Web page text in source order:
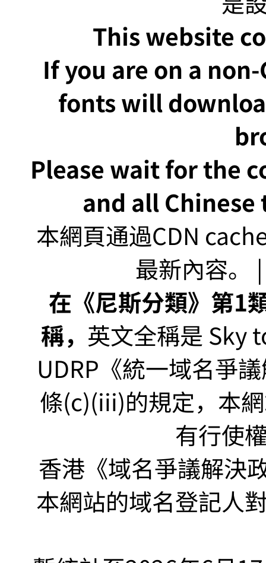
This website
If you are on a
fonts will
Please wait for the
and all
本網頁通過CDN
最新內容。
在《尼斯分類》第
稱， 英文全稱是 Sky
UDRP《統一域名爭
條(c)(iii)的規定，本
有行使
香港《域名爭議解決
本網站的域名登記人